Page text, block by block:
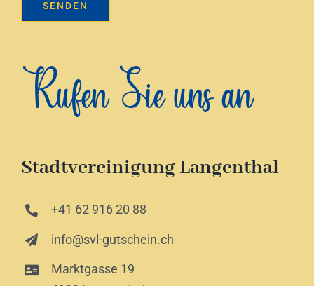
Rufen Sie uns an
Stadtvereinigung Langenthal
+41 62 916 20 88
info@svl-gutschein.ch
Marktgasse 19